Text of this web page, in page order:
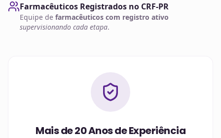
Farmacêuticos Registrados no CRF-PR
Equipe de farmacêuticos com registro ativo
supervisionando cada etapa.
Mais de 20 Anos de Experiência